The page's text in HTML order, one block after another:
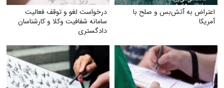
اعتراض به آتش‌بس و صلح با
آمریکا
درخواست لغو و توقف فعالیت
سامانه شفافیت وکلا و کارشناسان
دادگستری